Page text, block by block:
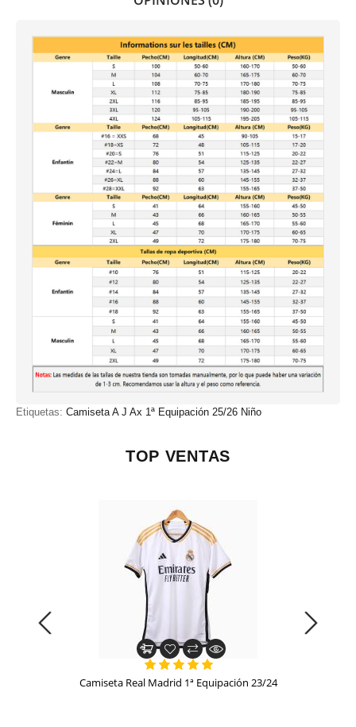
Etiquetas: Camiseta A J Ax 1ª Equipación 25/26 Niño
TOP VENTAS
Camiseta Real Madrid 1ª Equipación 23/24